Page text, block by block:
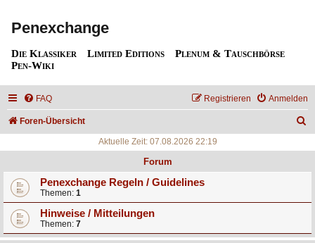
Penexchange
Die Klassiker Limited Editions
Plenum & Tauschbörse
Pen-Wiki
FAQ Anmelden
Registrieren
Foren-Übersicht
Aktuelle Zeit: 07.08.2026 22:19
Forum
Penexchange Regeln / Guidelines
Themen: 1
Hinweise / Mitteilungen
Themen: 7